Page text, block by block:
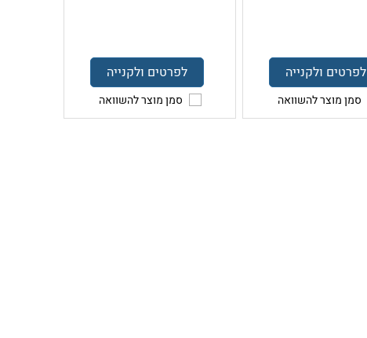
לפרטים ולקנייה
סמן מוצר להשוואה
לפרטים ולקנייה
סמן מוצר להשוואה